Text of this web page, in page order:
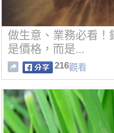
做生意、業務必看！
是價格，而是...
216觀看